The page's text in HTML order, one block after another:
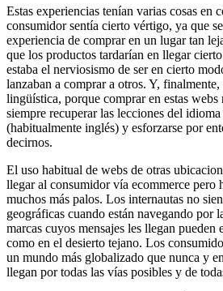
Estas experiencias tenían varias cosas en
consumidor sentía cierto vértigo, ya que
experiencia de comprar en un lugar tan
que los productos tardarían en llegar
estaba el nerviosismo de ser en cierto
lanzaban a comprar a otros. Y, finalmente,
lingüística, porque comprar en estas webs
siempre recuperar las lecciones del
(habitualmente inglés) y esforzarse por
decirnos.
El uso habitual de webs de otras
llegar al consumidor vía ecommerce pero
muchos más palos. Los internautas no
geográficas cuando están navegando por
marcas cuyos mensajes les llegan pueden
como en el desierto tejano. Los
un mundo más globalizado que nunca y
llegan por todas las vías posibles y de